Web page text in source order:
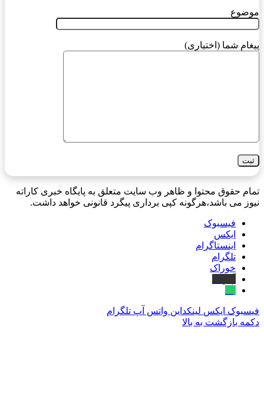
موضوع
پیغام شما (اختیاری)
تمام حقوق محتوا و ظاهر وب سایت متعلق به پایگاه خبری کاراته
نیوز می باشد،هرگونه کپی برداری پیگرد قانونی خواهد داشت.
فیسبوک
ایکس
اینستاگرام
تلگرام
خوراک
فیسبوک ایکس لینکداین واتس آپ تلگرام
دکمه بازگشت به بالا